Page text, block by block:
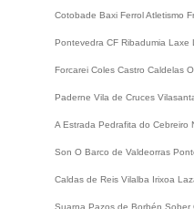
Cotobade Baxi FerrolAtletismo
Pontevedra CF Ribadumia Laxe
Forcarei Coles Castro Caldelas
Paderne Vila de Cruces
A Estrada Pedrafita do Cebreiro
Son O Barco de Valdeorras
Caldas de Reis Vilalba Irixoa
Suarna Pazos de Borbén Sober